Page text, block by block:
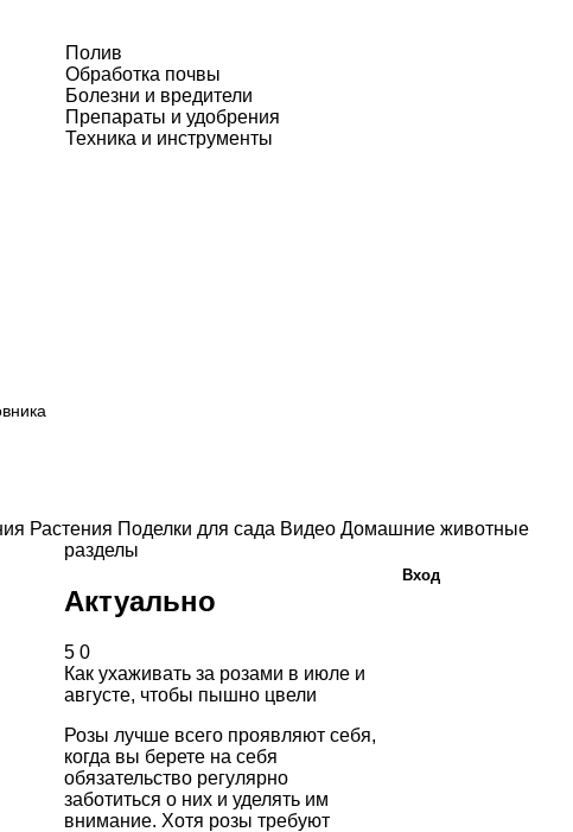
Полив
Обработка почвы
Болезни и вредители
Препараты и удобрения
Техника и инструменты
Растения Поделки для сада Видео Домашние животные
разделы
Актуально
5 0
Как ухаживать за розами в июле и
августе, чтобы пышно цвели
Розы лучше всего проявляют себя,
когда вы берете на себя
обязательство регулярно
заботиться о них и уделять им
внимание. Хотя розы требуют
Вход